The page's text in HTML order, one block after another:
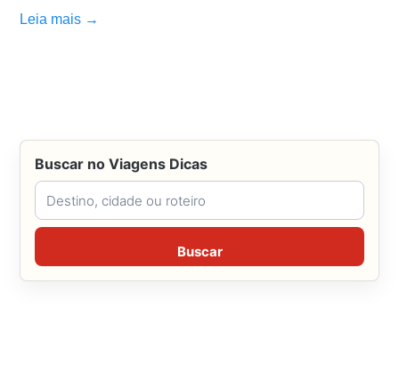
Leia mais →
Buscar no Viagens Dicas
Buscar no Viagens Dicas
Buscar